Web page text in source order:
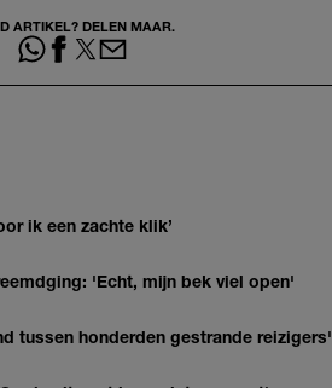
ARTIKEL? DELEN MAAR.
ik een zachte klik’
'Echt, mijn bek viel open'
tussen honderden gestrande reizigers'